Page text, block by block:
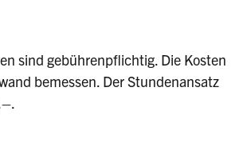
sind gebührenpflichtig. Die Kosten
bemessen. Der Stundenansatz